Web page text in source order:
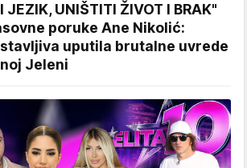
JEZIK, UNIŠTITI ŽIVOT I BRAK"
poruke Ane Nikolić:
uputila brutalne uvrede
Jeleni